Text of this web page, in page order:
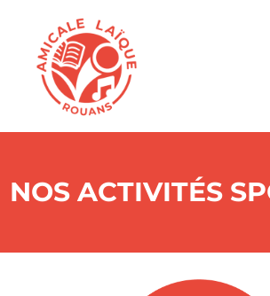
NOS ACTIVITÉS